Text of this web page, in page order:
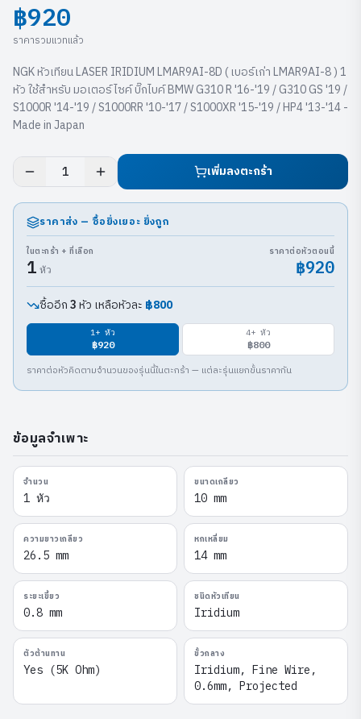
฿920
ราคารวมแวทแล้ว
NGK หัวเทียน LASER IRIDIUM LMAR9AI-8D ( เบอร์เก่า LMAR9AI-8 ) 1
หัว ใช้สำหรับ มอเตอร์ไซค์ บิ๊กไบค์ BMW G310 R '16-'19 / G310 GS '19 /
S1000R '14-'19 / S1000RR '10-'17 / S1000XR '15-'19 / HP4 '13-'14 -
Made in Japan
1 เพิ่มลงตะกร้า
ราคาส่ง — ซื้อยิ่งเยอะ ยิ่งถูก
ในตะกร้า + ที่เลือก
1 หัว
ราคาต่อหัวตอนนี้
฿920
ซื้ออีก 3 หัว เหลือหัวละ ฿800
1+ หัว
฿920
4+ หัว
฿800
ราคาต่อหัวคิดตามจำนวนของรุ่นนี้ในตะกร้า — แต่ละรุ่นแยกขั้นราคากัน
ข้อมูลจำเพาะ
จำนวน
1 หัว
ขนาดเกลียว
10 mm
ความยาวเกลียว
26.5 mm
หกเหลี่ยม
14 mm
ระยะเขี้ยว
0.8 mm
ชนิดหัวเทียน
Iridium
ตัวต้านทาน
Yes (5K Ohm)
ขั้วกลาง
Iridium, Fine Wire,
0.6mm, Projected